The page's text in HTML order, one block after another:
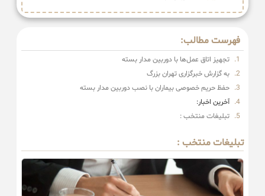
فهرست مطالب:
تجهیز اتاق عمل‌ها با دوربین مدار بسته
به گزارش خبرگزاری تهران بزرگ
حفظ حریم خصوصی بیماران با نصب دوربین مدار بسته
آخرین اخبار:
تبلیغات منتخب :
تبلیغات منتخب :